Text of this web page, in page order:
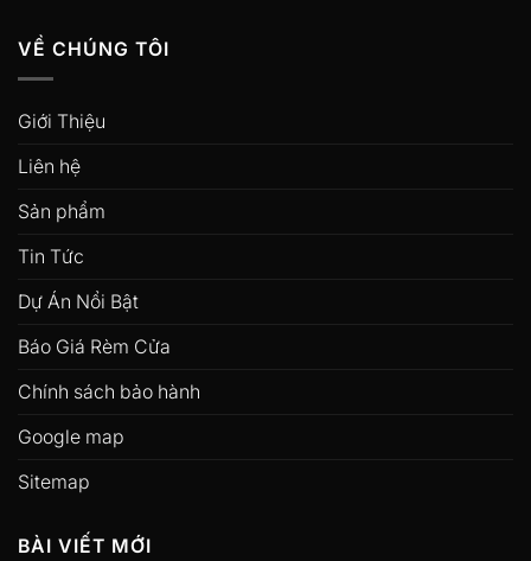
VỀ CHÚNG TÔI
Giới Thiệu
Liên hệ
Sản phẩm
Tin Tức
Dự Án Nổi Bật
Báo Giá Rèm Cửa
Chính sách bảo hành
Google map
Sitemap
BÀI VIẾT MỚI